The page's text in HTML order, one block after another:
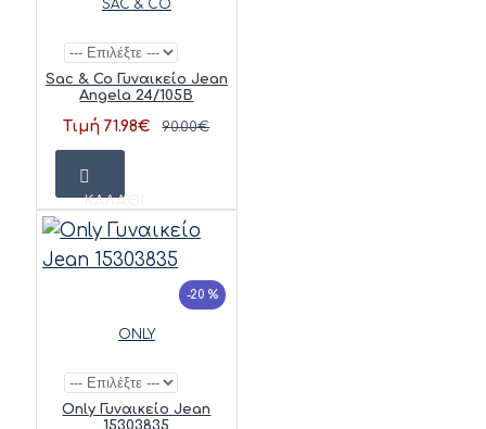
SAC & CO
Sac & Co Γυναικείο Jean
Angela 24/105B
Τιμή 71.98€ 90.00€
ΚΑΛΆΘΙ
-20 %
ONLY
Only Γυναικείο Jean
15303835